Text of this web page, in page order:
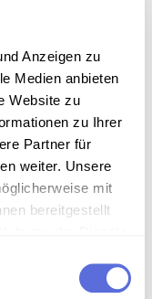
Anzeigen zu
Medien anbieten
Website zu
zu Ihrer
Partner für
weiter. Unsere
mit
bereitgestellt